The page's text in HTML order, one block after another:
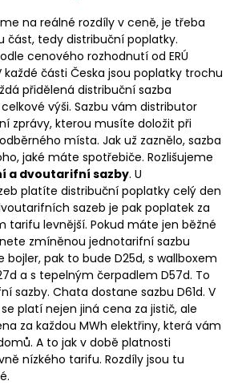
na reálné rozdíly v ceně, je třeba
část, tedy distribuční poplatky.
cenového rozhodnutí od ERÚ
části Česka jsou poplatky trochu
přidělená distribuční sazba
výši. Sazbu vám distributor
zprávy, kterou musíte doložit při
místa. Jak už zaznělo, sazba
jaké máte spotřebiče. Rozlišujeme
a dvoutarifní sazby. U
platíte distribuční poplatky celý den
sazeb je pak poplatek za
tarifu levnější. Pokud máte jen běžné
zmíněnou jednotarifní sazbu
bojler, pak to bude D25d, s wallboxem
a s tepelným čerpadlem D57d. To
sazby. Chata dostane sazbu D61d. V
platí nejen jiná cena za jistič, ale
za každou MWh elektřiny, která vám
A to jak v době platnosti
nízkého tarifu. Rozdíly jsou tu